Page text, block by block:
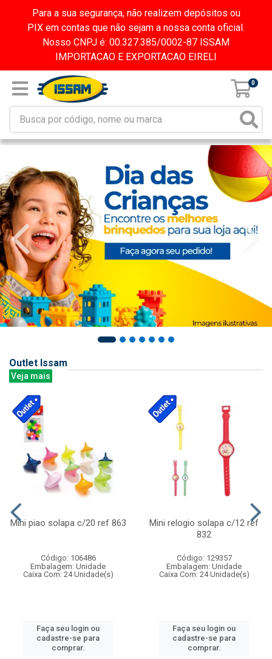
Para a sua segurança, não realizem depósitos ou
PIX em contas que não sejam a nossa conta oficial.
Nosso CNPJ é: 00.327.385/0002-87 ISSAM
IMPORTACAO E EXPORTACAO EIRELI
0
Outlet Issam
Veja mais
Mini piao solapa c/20 ref 863
Código: 106486
Embalagem: Unidade
Caixa Com: 24 Unidade(s)
Faça seu login ou
cadastre-se para
comprar.
Mini relogio solapa c/12 ref
832
Código: 129357
Embalagem: Unidade
Caixa Com: 24 Unidade(s)
Faça seu login ou
cadastre-se para
comprar.